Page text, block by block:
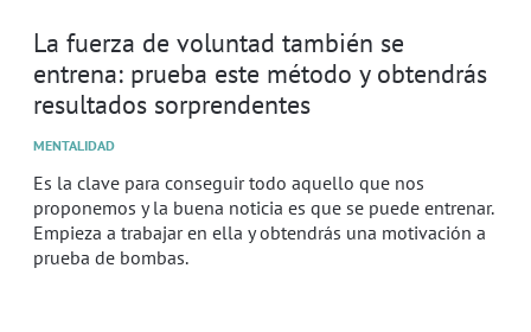
La fuerza de voluntad también se
entrena: prueba este método y obtendrás
resultados sorprendentes
MENTALIDAD
Es la clave para conseguir todo aquello que nos
proponemos y la buena noticia es que se puede entrenar.
Empieza a trabajar en ella y obtendrás una motivación a
prueba de bombas.